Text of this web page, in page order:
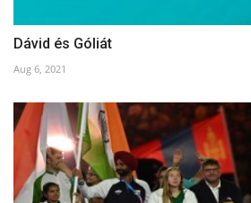
Dávid és Góliát
Aug 6, 2021